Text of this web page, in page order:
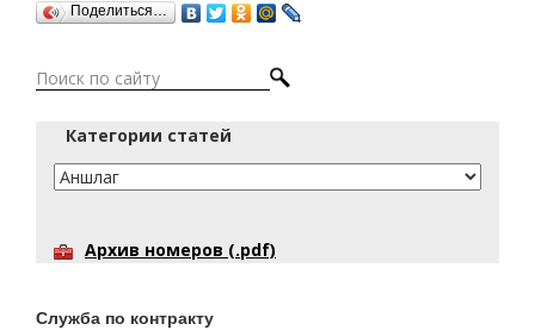
Поделиться…
Категории статей
Архив номеров (.pdf)
Служба по контракту